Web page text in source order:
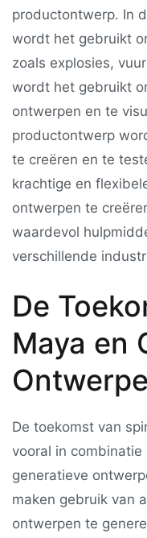
productontwerp. In
wordt het gebruikt
zoals explosies,
wordt het gebruikt
ontwerpen en te
productontwerp
te creëren en te
krachtige en
ontwerpen te
waardevol
verschillende
De
Maya en
De toekomst van
vooral in
generatieve
maken gebruik van
ontwerpen te